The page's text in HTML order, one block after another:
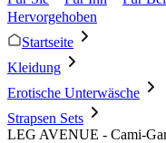
Hervorgehoben
Startseite
Kleidung
Erotische Unterwäsche
Strapsen Sets
LEG AVENUE - Cami-